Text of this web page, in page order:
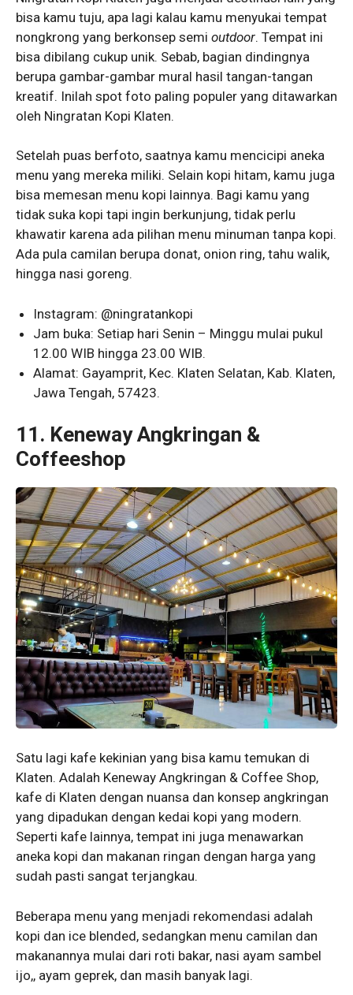
bisa kamu tuju, apa lagi kalau kamu menyukai tempat
nongkrong yang berkonsep semi outdoor. Tempat ini
bisa dibilang cukup unik. Sebab, bagian dindingnya
berupa gambar-gambar mural hasil tangan-tangan
kreatif. Inilah spot foto paling populer yang ditawarkan
oleh Ningratan Kopi Klaten.
Setelah puas berfoto, saatnya kamu mencicipi aneka
menu yang mereka miliki. Selain kopi hitam, kamu juga
bisa memesan menu kopi lainnya. Bagi kamu yang
tidak suka kopi tapi ingin berkunjung, tidak perlu
khawatir karena ada pilihan menu minuman tanpa kopi.
Ada pula camilan berupa donat, onion ring, tahu walik,
hingga nasi goreng.
Instagram: @ningratankopi
Jam buka: Setiap hari Senin – Minggu mulai pukul
12.00 WIB hingga 23.00 WIB.
Alamat: Gayamprit, Kec. Klaten Selatan, Kab. Klaten,
Jawa Tengah, 57423.
11. Keneway Angkringan &
Coffeeshop
Satu lagi kafe kekinian yang bisa kamu temukan di
Klaten. Adalah Keneway Angkringan & Coffee Shop,
kafe di Klaten dengan nuansa dan konsep angkringan
yang dipadukan dengan kedai kopi yang modern.
Seperti kafe lainnya, tempat ini juga menawarkan
aneka kopi dan makanan ringan dengan harga yang
sudah pasti sangat terjangkau.
Beberapa menu yang menjadi rekomendasi adalah
kopi dan ice blended, sedangkan menu camilan dan
makanannya mulai dari roti bakar, nasi ayam sambel
ijo,, ayam geprek, dan masih banyak lagi.